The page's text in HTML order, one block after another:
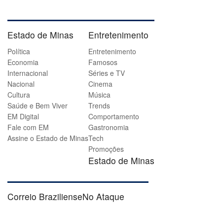
Estado de Minas
Política
Economia
Internacional
Nacional
Cultura
Saúde e Bem Viver
EM Digital
Fale com EM
Assine o Estado de Minas
Entretenimento
Entretenimento
Famosos
Séries e TV
Cinema
Música
Trends
Comportamento
Gastronomia
Tech
Promoções
Estado de Minas
Correio BrazilienseNo Ataque